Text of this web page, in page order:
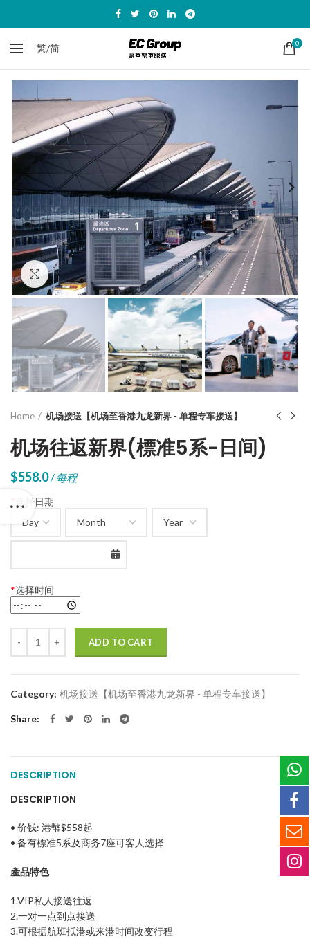
繁/简 0
Click to enlarge
Home 机场接送【机场至香港九龙新界 - 单程专车接送】
机场往返新界(標准5系-日间)
$558.0/ 每程
* 选择日期
*选择时间
ADD TO CART
Category: 机场接送【机场至香港九龙新界 - 单程专车接送】
Share
DESCRIPTION
DESCRIPTION
• 价钱: 港幣$558起
• 备有標准5系及商务7座可客人选择
產品特色
1.VIP私人接送往返
2.一对一点到点接送
3.可根据航班抵港或来港时间改变行程